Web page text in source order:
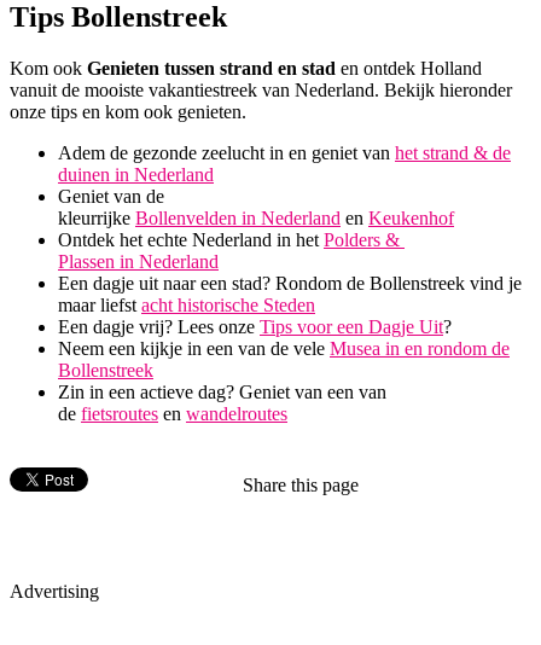
Tips Bollenstreek
Kom ook Genieten tussen strand en stad en ontdek Holland
vanuit de mooiste vakantiestreek van Nederland. Bekijk hieronder
onze tips en kom ook genieten.
Adem de gezonde zeelucht in en geniet van het strand & de
duinen in Nederland
Geniet van de
kleurrijke Bollenvelden in Nederland en Keukenhof
Ontdek het echte Nederland in het Polders &
Plassen in Nederland
Een dagje uit naar een stad? Rondom de Bollenstreek vind je
maar liefst acht historische Steden
Een dagje vrij? Lees onze Tips voor een Dagje Uit?
Neem een kijkje in een van de vele Musea in en rondom de
Bollenstreek
Zin in een actieve dag? Geniet van een van
de fietsroutes en wandelroutes
Share this page
Advertising